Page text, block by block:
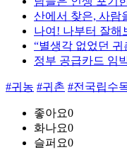
산에서 찾은, 사람
나여! 나부터 잘해
“별생각 없었던
정부 공급카드 임
#귀농 #귀촌 #전국립수
좋아요0
화나요0
슬퍼요0